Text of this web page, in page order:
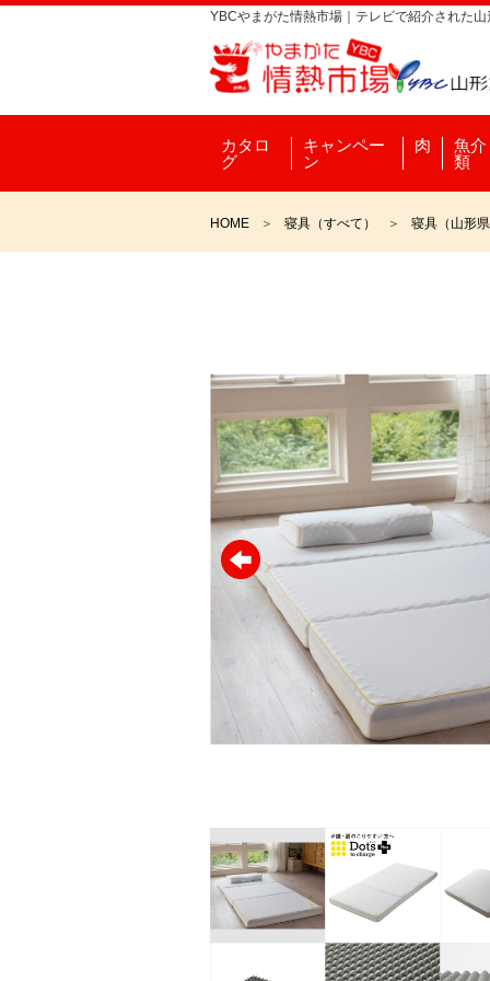
YBCやまがた情熱市場｜テレビで紹介された
カタロ
グ
キャンペー
ン
肉
魚介
類
HOME 寝具（すべて） 寝具（山形